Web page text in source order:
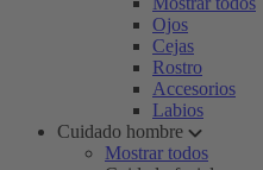
Ojos
Cejas
Rostro
Accesorios
Labios
Cuidado hombre
Mostrar todos